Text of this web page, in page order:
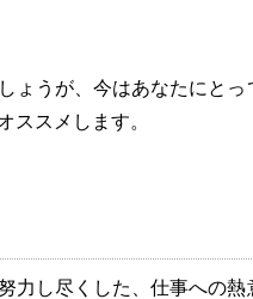
ょうが、今はあなたにと
ススメします。
力し尽くした、仕事への